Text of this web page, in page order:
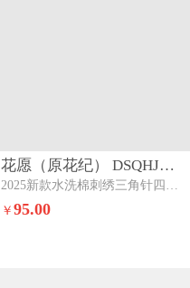
花愿（原花纪） DSQHJ906
2025新款水洗棉刺绣三角针四件套系列-芭提雅芭提雅-星黛紫
￥ 95.00